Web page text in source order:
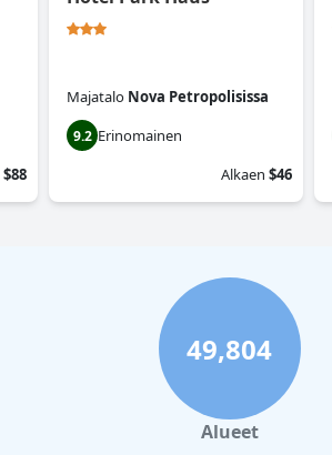
$88
Majatalo Nova Petropolisissa
9.2 Erinomainen
Alkaen $46
49,804
Alueet